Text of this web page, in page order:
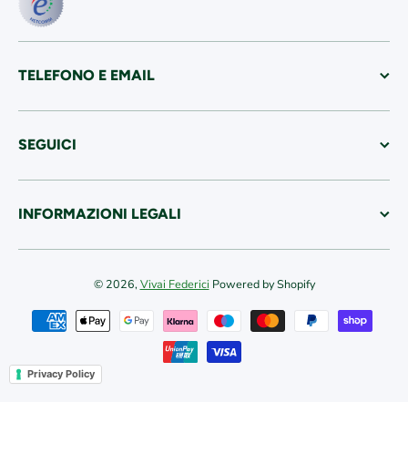
TELEFONO E EMAIL
SEGUICI
INFORMAZIONI LEGALI
© 2026, Vivai Federici Powered by Shopify
Metodi di pagamento
Privacy Policy